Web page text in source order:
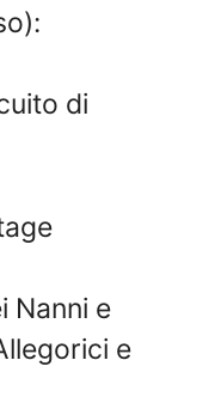
di
Nanni e
e